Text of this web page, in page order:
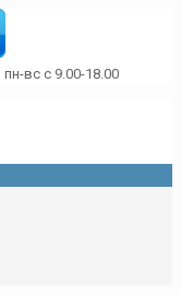
пн-вс с 9.00-18.00